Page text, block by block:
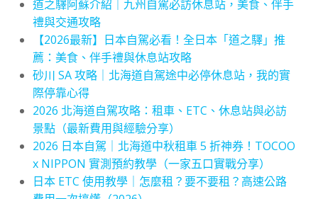
道之驛阿蘇介紹｜九州自駕必訪休息站，美食、伴手
禮與交通攻略
【2026最新】日本自駕必看！全日本「道之驛」推
薦：美食、伴手禮與休息站攻略
砂川 SA 攻略｜北海道自駕途中必停休息站，我的實
際停靠心得
2026 北海道自駕攻略：租車、ETC、休息站與必訪
景點（最新費用與經驗分享）
2026 日本自駕｜北海道中秋租車 5 折神券！TOCOO
x NIPPON 實測預約教學（一家五口實戰分享）
日本 ETC 使用教學｜怎麼租？要不要租？高速公路